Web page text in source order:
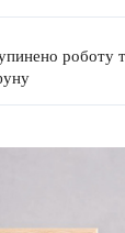
роботу